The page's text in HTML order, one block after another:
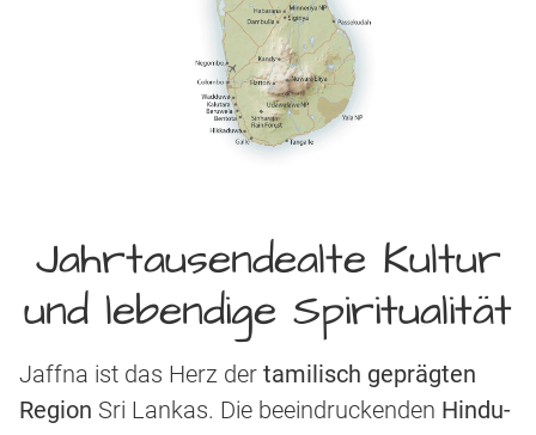
Jahrtausendealte Kultur
und lebendige Spiritualität
Jaffna ist das Herz der tamilisch geprägten
Region Sri Lankas. Die beeindruckenden Hindu-